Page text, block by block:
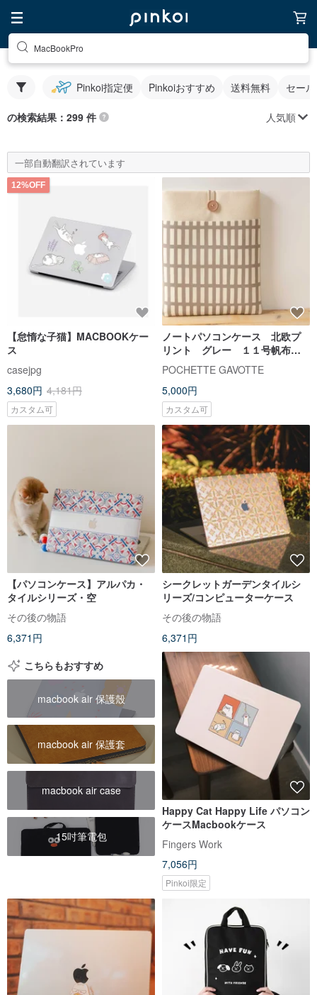
MacBookPro
Pinkoi指定便 Pinkoiおすすめ 送料無料 セー
の検索結果：299 件 人気順
一部自動翻訳されています
12%OFF
【怠惰な子猫】MACBOOKケー
ス
casejpg
3,680円 4,181円
カスタム可
ノートパソコンケース 北欧プ
リント グレー １１号帆布
木製ボタン
POCHETTE GAVOTTE
5,000円
カスタム可
【パソコンケース】アルパカ・
タイルシリーズ・空
その後の物語
6,371円
シークレットガーデンタイルシ
リーズ/コンピューターケース
その後の物語
6,371円
こちらもおすすめ
macbook air 保護殼
macbook air 保護套
macbook air case
15吋筆電包
Happy Cat Happy Life パソコン
ケースMacbookケース
Fingers Work
7,056円
Pinkoi限定